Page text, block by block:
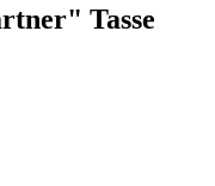
Tasse